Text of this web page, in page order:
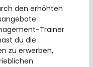
den erhöhten
Trainer
du die
zu erwerben,